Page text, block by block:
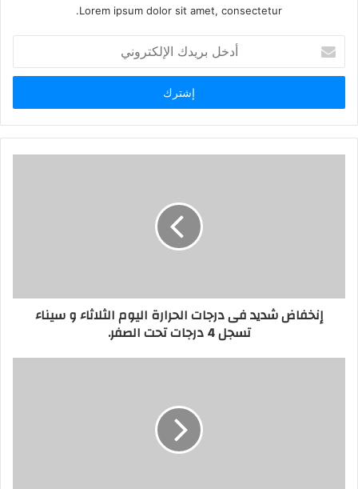
Lorem ipsum dolor sit amet, consectetur.
بريدك
الإلكتروني
إنخفاض شديد فى درجات الحرارة اليوم الثلاثاء و سيناء
تسجل 4 درجات تحت الصفر.